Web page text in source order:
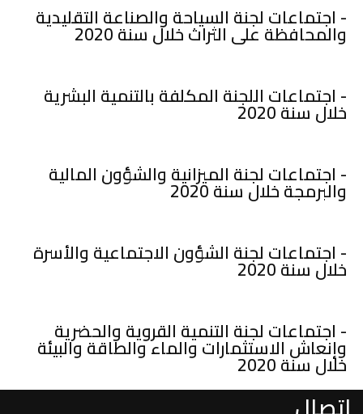
- اجتماعات لجنة السياحة والصناعة التقليدية
والمحافظة على الثراث خلال سنة 2020
- اجتماعات اللجنة المكلفة بالتنمية البشرية
خلال سنة 2020
- اجتماعات لجنة الميزانية والشؤون المالية
والبرمجة خلال سنة 2020
- اجتماعات لجنة الشؤون الاجتماعية والأسرة
خلال سنة 2020
- اجتماعات لجنة التنمية القروية والحضرية
وإنعاش الاستثمارات والماء والطاقة والبيئة
خلال سنة 2020